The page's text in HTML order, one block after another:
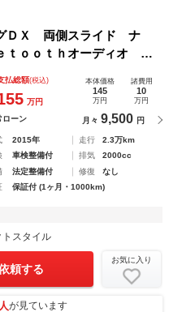
ＤＸ 両側スライド ナ
ｏｏｔｈオーディオ Ｅ
フルフラット ＡＢ
バッグ バイザー エア
払総額(税込)
万円
本体価格
145
万円
諸費用
10
万円
ローン 月々 9,500 円
2015年 走行
2.3万km
車検整備付 排気
2000cc
法定整備付 修復
なし
保証付 (1ヶ月・1000km)
スタイル
頼する
お気に入り
が見ています